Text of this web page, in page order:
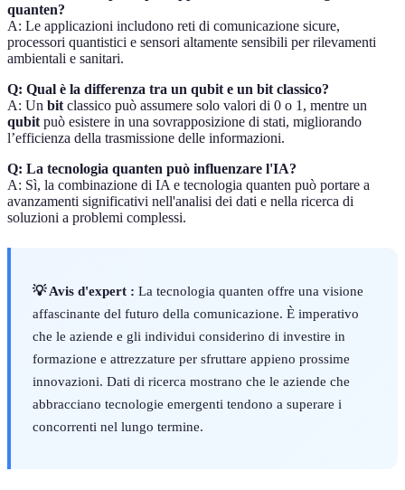
quanten?
A: Le applicazioni includono reti di comunicazione sicure,
processori quantistici e sensori altamente sensibili per rilevamenti
ambientali e sanitari.
Q: Qual è la differenza tra un qubit e un bit classico?
A: Un bit classico può assumere solo valori di 0 o 1, mentre un
qubit può esistere in una sovrapposizione di stati, migliorando
l’efficienza della trasmissione delle informazioni.
Q: La tecnologia quanten può influenzare l'IA?
A: Sì, la combinazione di IA e tecnologia quanten può portare a
avanzamenti significativi nell'analisi dei dati e nella ricerca di
soluzioni a problemi complessi.
💡 Avis d'expert : La tecnologia quanten offre una visione
affascinante del futuro della comunicazione. È imperativo
che le aziende e gli individui considerino di investire in
formazione e attrezzature per sfruttare appieno prossime
innovazioni. Dati di ricerca mostrano che le aziende che
abbracciano tecnologie emergenti tendono a superare i
concorrenti nel lungo termine.